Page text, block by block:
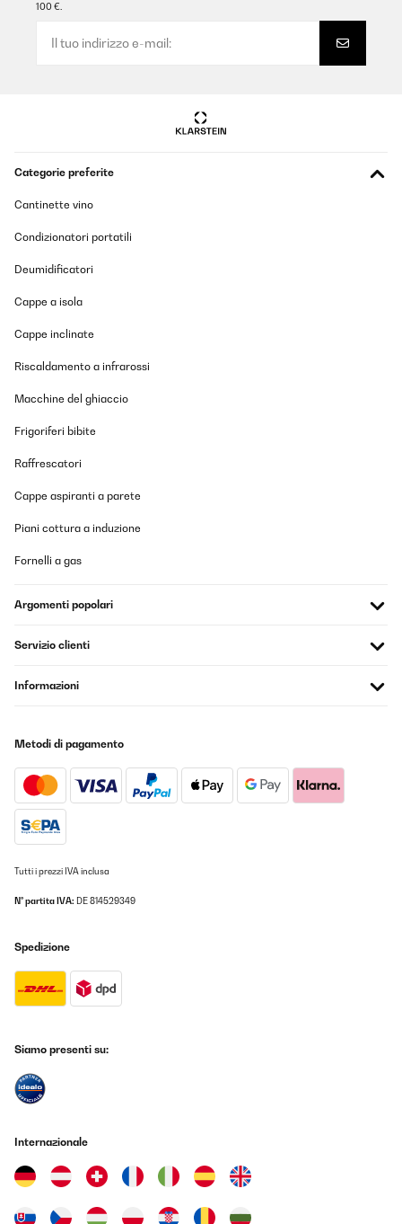
100 €.
Categorie preferite
Cantinette vino
Condizionatori portatili
Deumidificatori
Cappe a isola
Cappe inclinate
Riscaldamento a infrarossi
Macchine del ghiaccio
Frigoriferi bibite
Raffrescatori
Cappe aspiranti a parete
Piani cottura a induzione
Fornelli a gas
Argomenti popolari
Servizio clienti
Informazioni
Metodi di pagamento
Tutti i prezzi IVA inclusa
N° partita IVA: DE 814529349
Spedizione
Siamo presenti su:
Internazionale